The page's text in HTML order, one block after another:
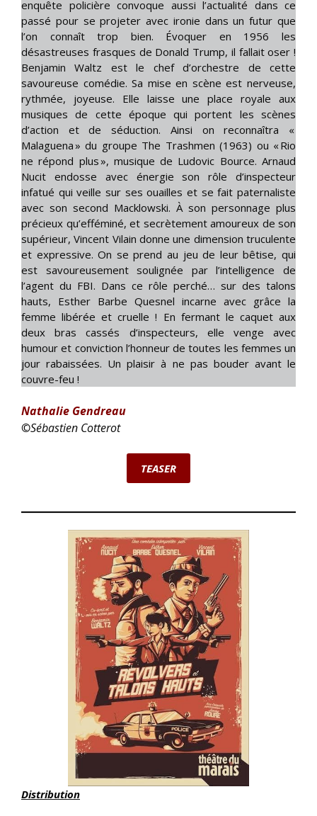
enquête policière convoque aussi l’actualité dans ce
passé pour se projeter avec ironie dans un futur que
l’on connaît trop bien. Évoquer en 1956 les
désastreuses frasques de Donald Trump, il fallait oser !
Benjamin Waltz est le chef d’orchestre de cette
savoureuse comédie. Sa mise en scène est nerveuse,
rythmée, joyeuse. Elle laisse une place royale aux
musiques de cette époque qui portent les scènes
d’action et de séduction. Ainsi on reconnaîtra «
Malaguena » du groupe The Trashmen (1963) ou « Rio
ne répond plus », musique de Ludovic Bource. Arnaud
Nucit endosse avec énergie son rôle d’inspecteur
infatué qui veille sur ses ouailles et se fait paternaliste
avec son second Macklowski. À son personnage plus
précieux qu’efféminé, et secrètement amoureux de son
supérieur, Vincent Vilain donne une dimension truculente
et expressive. On se prend au jeu de leur bêtise, qui
est savoureusement soulignée par l’intelligence de
l’agent du FBI. Dans ce rôle perché… sur des talons
hauts, Esther Barbe Quesnel incarne avec grâce la
femme libérée et cruelle ! En fermant le caquet aux
deux bras cassés d’inspecteurs, elle venge avec
humour et conviction l’honneur de toutes les femmes un
jour rabaissées. Un plaisir à ne pas bouder avant le
couvre-feu !
Nathalie Gendreau
©Sébastien Cotterot
TEASER
Distribution